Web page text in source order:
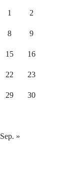
1 2
8 9
15 16
22 23
29 30
Sep. »